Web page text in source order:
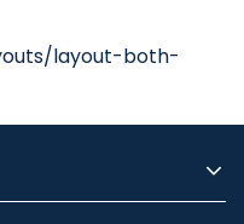
layout-both-